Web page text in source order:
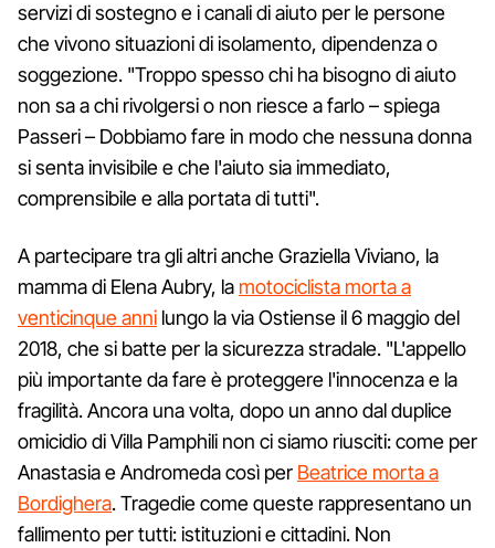
servizi di sostegno e i canali di aiuto per le persone
che vivono situazioni di isolamento, dipendenza o
soggezione. "Troppo spesso chi ha bisogno di aiuto
non sa a chi rivolgersi o non riesce a farlo – spiega
Passeri – Dobbiamo fare in modo che nessuna donna
si senta invisibile e che l'aiuto sia immediato,
comprensibile e alla portata di tutti".
A partecipare tra gli altri anche Graziella Viviano, la
mamma di Elena Aubry, la motociclista morta a
venticinque anni lungo la via Ostiense il 6 maggio del
2018, che si batte per la sicurezza stradale. "L'appello
più importante da fare è proteggere l'innocenza e la
fragilità. Ancora una volta, dopo un anno dal duplice
omicidio di Villa Pamphili non ci siamo riusciti: come per
Anastasia e Andromeda così per Beatrice morta a
Bordighera. Tragedie come queste rappresentano un
fallimento per tutti: istituzioni e cittadini. Non